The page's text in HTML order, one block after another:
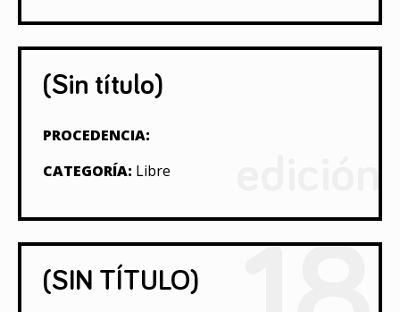
(Sin título)
PROCEDENCIA:
CATEGORÍA: Libre
(SIN TÍTULO)